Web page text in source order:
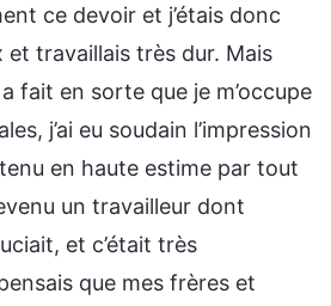
ce devoir et j’étais donc
travaillais très dur. Mais
fait en sorte que je m’occupe
j’ai eu soudain l’impression
en haute estime par tout
un travailleur dont
et c’était très
que mes frères et